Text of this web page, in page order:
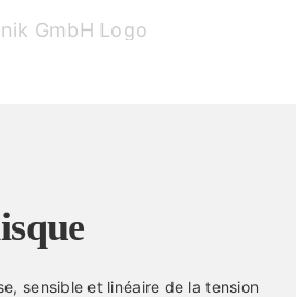
sensible et linéaire de la tension